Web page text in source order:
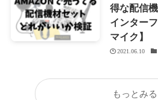
得な配信
インター
マイク】
2021.06.10
もっとみる